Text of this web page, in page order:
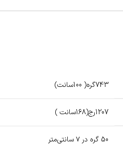
743گره( 100سانت)
1207رج(168سانت )
50 گره در ۷ سانتی‌متر